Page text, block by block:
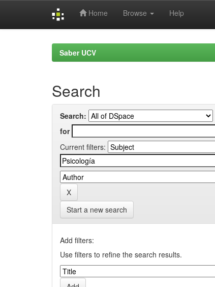
Home Browse Help
Saber UCV
Search
Search:
for
Current filters:
Start a new search
Add filters:
Use filters to refine the search results.